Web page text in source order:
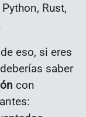
Rust,
eso, si eres
saber
con